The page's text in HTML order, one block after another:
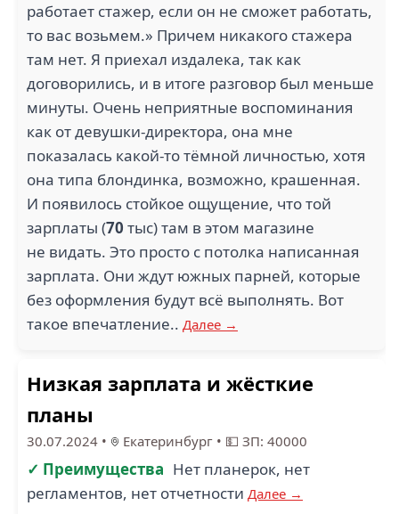
работает стажер, если он не сможет работать,
то вас возьмем.» Причем никакого стажера
там нет. Я приехал издалека, так как
договорились, и в итоге разговор был меньше
минуты. Очень неприятные воспоминания
как от девушки-директора, она мне
показалась какой-то тёмной личностью, хотя
она типа блондинка, возможно, крашенная.
И появилось стойкое ощущение, что той
зарплаты (70 тыс) там в этом магазине
не видать. Это просто с потолка написанная
зарплата. Они ждут южных парней, которые
без оформления будут всё выполнять. Вот
такое впечатление.. Далее →
Низкая зарплата и жёсткие
планы
30.07.2024 • Екатеринбург • 💵 ЗП: 40000
✓ Преимущества Нет планерок, нет
регламентов, нет отчетности Далее →